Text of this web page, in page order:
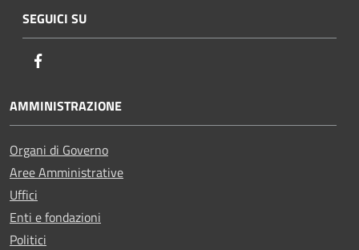
SEGUICI SU
AMMINISTRAZIONE
Organi di Governo
Aree Amministrative
Uffici
Enti e fondazioni
Politici